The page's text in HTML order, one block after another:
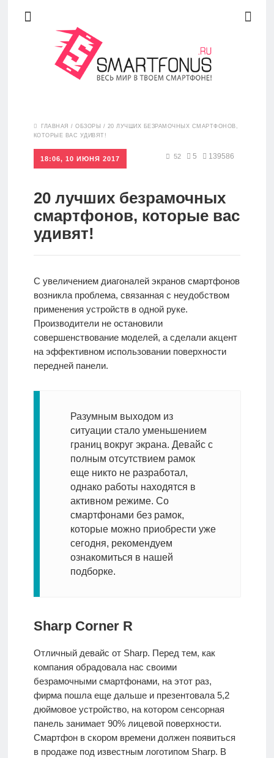
Обзоры
Рейтинги
FAQ
О
проекте
Контакты
ГЛАВНАЯ /ОБЗОРЫ / 20 ЛУЧШИХ БЕЗРАМОЧНЫХ СМАРТФОНОВ,
КОТОРЫЕ ВАС УДИВЯТ!
18:06, 10 ИЮНЯ 2017 52 5 139586
20 лучших безрамочных
смартфонов, которые вас
удивят!
С увеличением диагоналей экранов смартфонов
возникла проблема, связанная с неудобством
применения устройств в одной руке.
Производители не остановили
совершенствование моделей, а сделали акцент
на эффективном использовании поверхности
передней панели.
Разумным выходом из
ситуации стало уменьшением
границ вокруг экрана. Девайс с
полным отсутствием рамок
еще никто не разработал,
однако работы находятся в
активном режиме. Со
смартфонами без рамок,
которые можно приобрести уже
сегодня, рекомендуем
ознакомиться в нашей
подборке.
Sharp Corner R
Отличный девайс от Sharp. Перед тем, как
компания обрадовала нас своими
безрамочными смартфонами, на этот раз,
фирма пошла еще дальше и презентовала 5,2
дюймовое устройство, на котором сенсорная
панель занимает 90% лицевой поверхности.
Смартфон в скором времени должен появиться
в продаже под известным логотипом Sharp. В